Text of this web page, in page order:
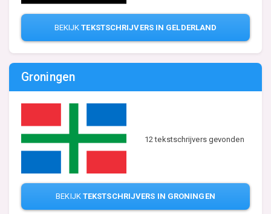
BEKIJKTEKSTSCHRIJVERS IN GELDERLAND
Groningen
12 tekstschrijvers gevonden
BEKIJK TEKSTSCHRIJVERS IN GRONINGEN